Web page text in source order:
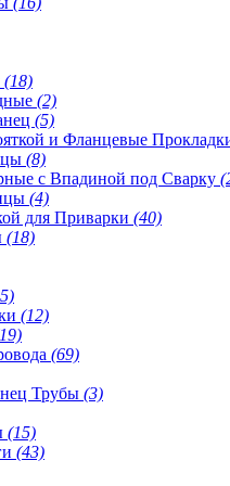
(18)
(2)
(5)
и Фланцевые
(8)
с Впадиной под Сварку
(4)
для Приварки (40)
(18)
(12)
(69)
Трубы (3)
(15)
(43)